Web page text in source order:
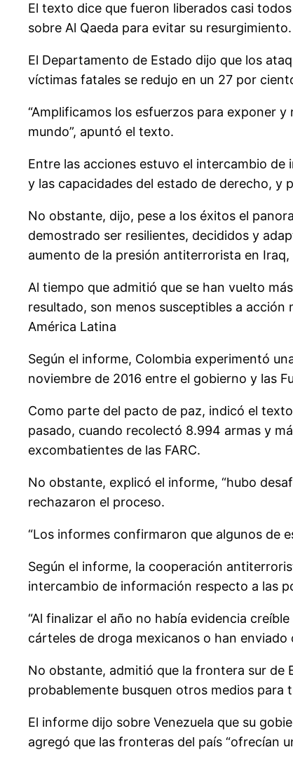
El texto dice que fueron liberados casi
sobre Al Qaeda para evitar su resurgimiento.
El Departamento de Estado dijo que los
víctimas fatales se redujo en un 27 por
“Amplificamos los esfuerzos para exponer
mundo”, apuntó el texto.
Entre las acciones estuvo el intercambio de
y las capacidades del estado de derecho, y
No obstante, dijo, pese a los éxitos el
demostrado ser resilientes, decididos y
aumento de la presión antiterrorista en
Al tiempo que admitió que se han vuelto
resultado, son menos susceptibles a acción
América Latina
Según el informe, Colombia experimentó
noviembre de 2016 entre el gobierno y las
Como parte del pacto de paz, indicó el
pasado, cuando recolectó 8.994 armas y
excombatientes de las FARC.
No obstante, explicó el informe, “hubo
rechazaron el proceso.
“Los informes confirmaron que algunos de
Según el informe, la cooperación
intercambio de información respecto a las
“Al finalizar el año no había evidencia
cárteles de droga mexicanos o han enviado
No obstante, admitió que la frontera sur de
probablemente busquen otros medios para
El informe dijo sobre Venezuela que su
agregó que las fronteras del país “ofrecían